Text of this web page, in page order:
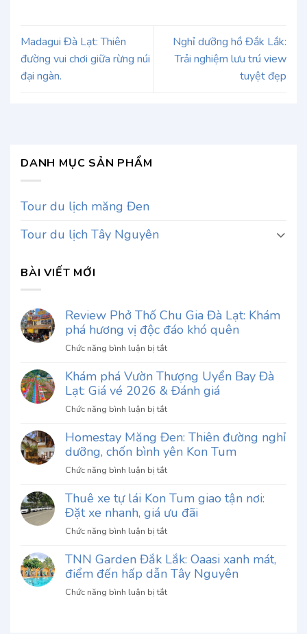
Madagui Đà Lạt: Thiên
đường vui chơi giữa rừng núi
đại ngàn.
Nghỉ dưỡng hồ Đắk Lắk:
Trải nghiệm lưu trú view
tuyệt đẹp
DANH MỤC SẢN PHẨM
Tour du lịch măng Đen
Tour du lịch Tây Nguyên
BÀI VIẾT MỚI
Review Phở Thố Chu Gia Đà Lạt: Khám
phá hương vị độc đáo khó quên
Chức năng bình luận bị tắtở
Phở
Thố
Gia
Lạt:
Khám
phá
vị
độc
quên
Khám phá Vườn Thượng Uyển Bay Đà
Lạt: Giá vé 2026 & Đánh giá
Chức năng bình luận bị tắtở
phá
Vườn
Uyển
Bay
Đà
Lạt:
Giá
2026
&
Homestay Măng Đen: Thiên đường nghỉ
dưỡng, chốn bình yên Kon Tum
Chức năng bình luận bị tắtở
Măng
Đen:
đường
nghỉ
dưỡng,
chốn
bình
Thuê xe tự lái Kon Tum giao tận nơi:
Đặt xe nhanh, giá ưu đãi
Chức năng bình luận bị tắtở
xe
tự
Kon
TNN Garden Đắk Lắk: Oaasi xanh mát,
điểm đến hấp dẫn Tây Nguyên
Chức năng bình luận bị tắtở